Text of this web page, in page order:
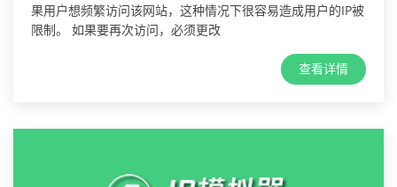
果用户想频繁访问该网站，这种情况下很容易造成用户的IP被
限制。 如果要再次访问，必须更改
查看详情